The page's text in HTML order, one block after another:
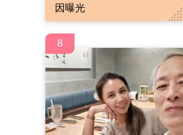
因曝光
8